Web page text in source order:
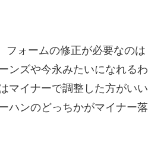
フォームの修正が必要なのは
ンズや今永みたいになれるわ
マイナーで調整した方がいい
ハンのどっちかがマイナー落